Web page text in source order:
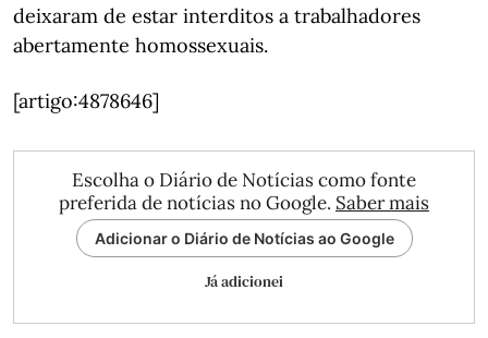
deixaram de estar interditos a trabalhadores
abertamente homossexuais.
[artigo:4878646]
Escolha o Diário de Notícias como fonte
preferida de notícias no Google. Saber mais
Adicionar o Diário de Notícias ao Google
Já adicionei